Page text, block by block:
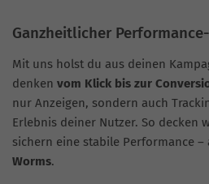
Ganzheitlicher
Mit uns holst du aus deinen
denken vom Klick bis zur
nur Anzeigen, sondern auch
Erlebnis deiner Nutzer. So decken
sichern eine stabile Performance –
Worms.